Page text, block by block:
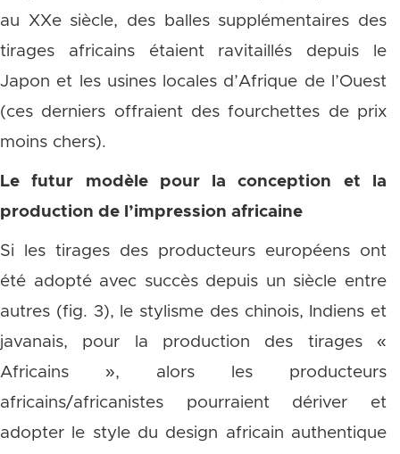
au XXe siècle, des balles supplémentaires des
tirages africains étaient ravitaillés depuis le
Japon et les usines locales d’Afrique de l’Ouest
(ces derniers offraient des fourchettes de prix
moins chers).
Le futur modèle pour la conception et la
production de l’impression africaine
Si les tirages des producteurs européens ont
été adopté avec succès depuis un siècle entre
autres (fig. 3), le stylisme des chinois, Indiens et
javanais, pour la production des tirages «
Africains », alors les producteurs
africains/africanistes pourraient dériver et
adopter le style du design africain authentique